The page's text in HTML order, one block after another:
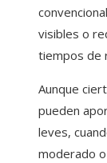
visibles o
tiempos de
Aunque
pueden
leves,
moderado